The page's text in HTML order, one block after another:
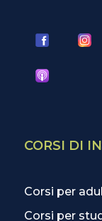
CORSI DI
Corsi per
Corsi per